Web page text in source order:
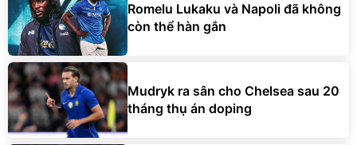
Romelu Lukaku và Napoli đã không
còn thể hàn gắn
Mudryk ra sân cho Chelsea sau 20
tháng thụ án doping